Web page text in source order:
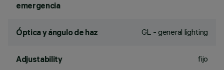
emergencia
Óptica y ángulo de haz GL - general lighting
Adjustability fijo